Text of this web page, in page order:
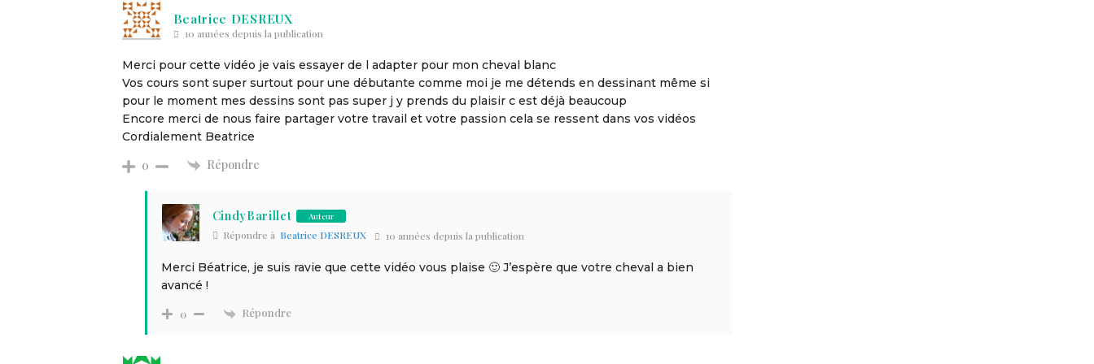
Beatrice DESREUX
10 années depuis la publication
Merci pour cette vidéo je vais essayer de l adapter pour mon cheval blanc
Vos cours sont super surtout pour une débutante comme moi je me détends en dessinant même si
pour le moment mes dessins sont pas super j y prends du plaisir c est déjà beaucoup
Encore merci de nous faire partager votre travail et votre passion cela se ressent dans vos vidéos
Cordialement Beatrice
0 Répondre
CindyBarillet Auteur
Répondre à Beatrice DESREUX 10 années depuis la publication
Merci Béatrice, je suis ravie que cette vidéo vous plaise 🙂 J’espère que votre cheval a bien
avancé !
0 Répondre